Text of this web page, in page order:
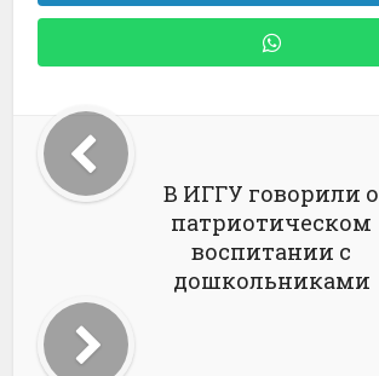
В ИГГУ говорили о
патриотическом
воспитании с
дошкольниками